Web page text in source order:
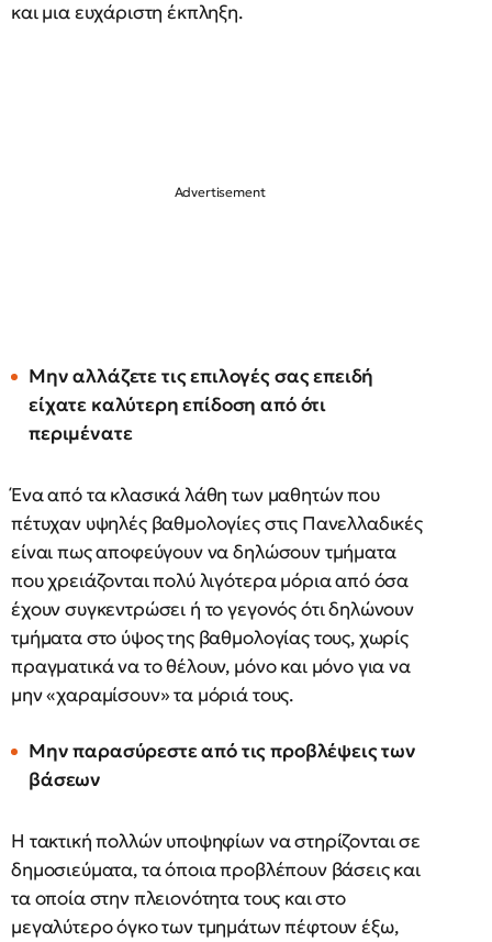
και μια ευχάριστη έκπληξη.
Μην αλλάζετε τις επιλογές σας επειδή
είχατε καλύτερη επίδοση από ότι
περιμένατε
Ένα από τα κλασικά λάθη των μαθητών που
πέτυχαν υψηλές βαθμολογίες στις Πανελλαδικές
είναι πως αποφεύγουν να δηλώσουν τμήματα
που χρειάζονται πολύ λιγότερα μόρια από όσα
έχουν συγκεντρώσει ή το γεγονός ότι δηλώνουν
τμήματα στο ύψος της βαθμολογίας τους, χωρίς
πραγματικά να το θέλουν, μόνο και μόνο για να
μην «χαραμίσουν» τα μόριά τους.
Μην παρασύρεστε από τις προβλέψεις των
βάσεων
Η τακτική πολλών υποψηφίων να στηρίζονται σε
δημοσιεύματα, τα όποια προβλέπουν βάσεις και
τα οποία στην πλειονότητα τους και στο
μεγαλύτερο όγκο των τμημάτων πέφτουν έξω,